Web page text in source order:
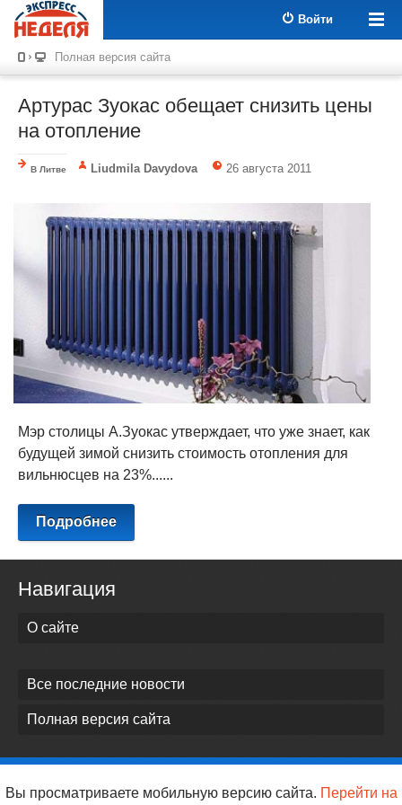
Войти
Полная версия сайта
Артурас Зуокас обещает снизить цены
на отопление
В Литве Liudmila Davydova 26 августа 2011
Мэр столицы А.Зуокас утверждает, что уже знает, как
будущей зимой снизить стоимость отопления для
вильнюсцев на 23%......
Подробнее
Навигация
О сайте
Все последние новости
Полная версия сайта
Вы просматриваете мобильную версию сайта. Перейти на